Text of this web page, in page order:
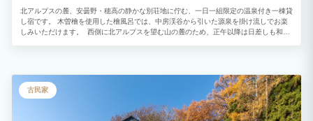
北アルプスの麓、安曇野・穂高の静かな別荘地に佇む、一日一組限定の温泉付き一棟貸
し宿です。 木曽檜を使用した檜風呂では、中房渓谷から引いた源泉を掛け流しでお楽
しみいただけます。 西側に北アルプスを望む山の麓のため、正午以降は日差しも和ら
のマットレスや羽毛布団・羽毛枕を採用しています。 京都の生地屋による洗いざらし
綿のシーツやガーゼ素材の館内着、今治タオルの中でも高級ホテル仕様の大判タオルな
ど、肌触りや眠りの心地よさには定評があります。 シャンプー類は、京都発のオーガ
ニックブランド「NEMOHAMO」を使用しています。 ホテル清掃経験のあるスタッフ
による丁寧な清掃を行い、清潔な環境づくりを心がけています。 朝は、生わさびを味
古民家